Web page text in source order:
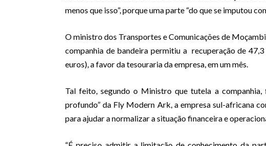
menos que isso”, porque uma parte “do que se imputou
O ministro dos Transportes e Comunicações de
companhia de bandeira permitiu a recuperação de
euros), a favor da tesouraria da empresa, em um mês.
Tal feito, segundo o Ministro que tutela a companhia,
profundo” da Fly Modern Ark, a empresa sul-africana
para ajudar a normalizar a situação financeira e